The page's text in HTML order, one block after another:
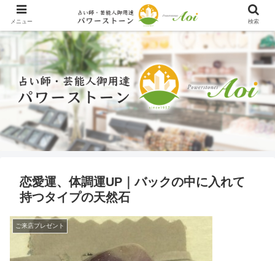
恋愛運、体調運UP｜バックの中に入れて
持つタイプの天然石
ご来店プレゼント
メニュー 検索